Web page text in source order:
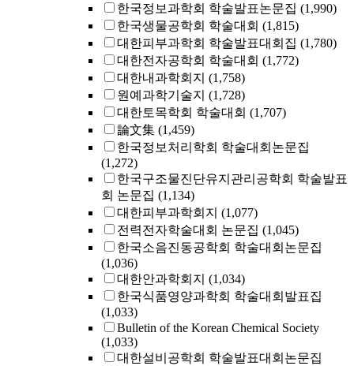
한국정보과학회 학술발표논문집 (1,990)
한국생물공학회 학술대회 (1,815)
대한피부과학회 학술발표대회집 (1,780)
대한전자공학회 학술대회 (1,772)
대한내과학회지 (1,758)
원예과학기술지 (1,728)
대한토목학회 학술대회 (1,707)
論文集 (1,459)
한국정보처리학회 학술대회논문집
(1,272)
한국구조물진단유지관리공학회 학술발표
회 논문집 (1,134)
대한피부과학회지 (1,077)
전력전자학술대회 논문집 (1,045)
한국소음진동공학회 학술대회논문집
(1,036)
대한안과학회지 (1,034)
한국식품영양과학회 학술대회발표집
(1,033)
Bulletin of the Korean Chemical Society
(1,033)
대한설비공학회 학술발표대회논문집